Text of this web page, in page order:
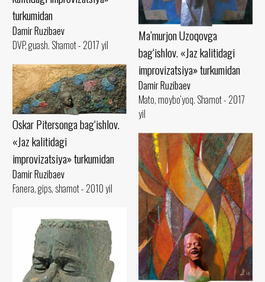
turkumidan
Damir Ruzibaev
DVP, guash. Shamot - 2017 yil
Ma’murjon Uzoqovga
bag‘ishlov. «Jaz kalitidagi
improvizatsiya» turkumidan
Damir Ruzibaev
Mato, moybo‘yoq. Shamot - 2017
yil
Oskar Pitersonga bag‘ishlov.
«Jaz kalitidagi
improvizatsiya» turkumidan
Damir Ruzibaev
Fanera, gips, shamot - 2010 yil